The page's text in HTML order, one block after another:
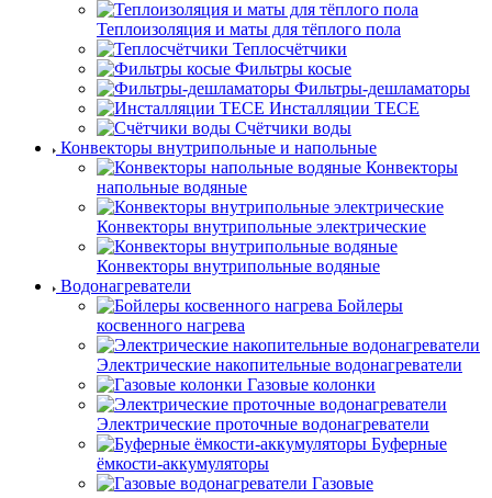
Теплоизоляция и маты для тёплого пола
Теплосчётчики
Фильтры косые
Фильтры-дешламаторы
Инсталляции TECE
Счётчики воды
Конвекторы внутрипольные и напольные
Конвекторы
напольные водяные
Конвекторы внутрипольные электрические
Конвекторы внутрипольные водяные
Водонагреватели
Бойлеры
косвенного нагрева
Электрические накопительные водонагреватели
Газовые колонки
Электрические проточные водонагреватели
Буферные
ёмкости-аккумуляторы
Газовые